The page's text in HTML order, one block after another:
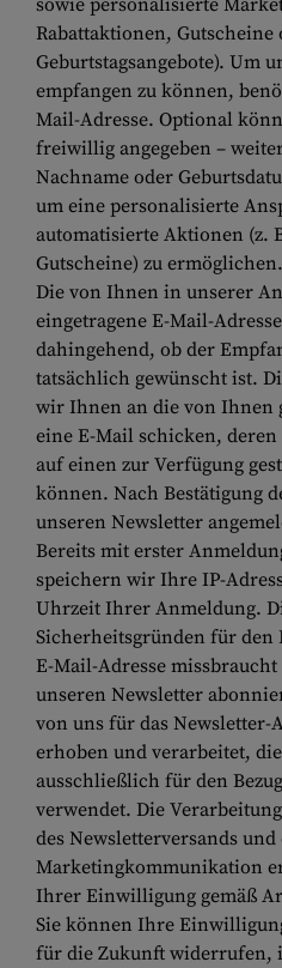
sowie personalisierte
Rabattaktionen, Gutscheine
Geburtstagsangebote). Um
empfangen zu können,
Mail-Adresse. Optional
freiwillig angegeben –
Nachname oder
um eine personalisierte
automatisierte Aktionen (z.
Gutscheine) zu ermöglichen.
Die von Ihnen in unserer
eingetragene E-Mail-
dahingehend, ob der
tatsächlich gewünscht ist.
wir Ihnen an die von Ihnen
eine E-Mail schicken,
auf einen zur Verfügung
können. Nach Bestätigung
unseren Newsletter
Bereits mit erster
speichern wir Ihre IP-
Uhrzeit Ihrer Anmeldung.
Sicherheitsgründen für
E-Mail-Adresse
unseren Newsletter
von uns für das
erhoben und verarbeitet,
ausschließlich für den
verwendet. Die
des Newsletterversands
Marketingkommunikation
Ihrer Einwilligung gemäß
Sie können Ihre
für die Zukunft widerrufen,